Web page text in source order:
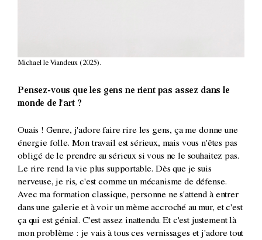
Michael le Viandeux (2025).
Pensez-vous que les gens ne rient pas assez dans le
monde de l'art ?
Ouais ! Genre, j'adore faire rire les gens, ça me donne une
énergie folle. Mon travail est sérieux, mais vous n'êtes pas
obligé de le prendre au sérieux si vous ne le souhaitez pas.
Le rire rend la vie plus supportable. Dès que je suis
nerveuse, je ris, c'est comme un mécanisme de défense.
Avec ma formation classique, personne ne s'attend à entrer
dans une galerie et à voir un mème accroché au mur, et c'est
ça qui est génial. C'est assez inattendu. Et c'est justement là
mon problème : je vais à tous ces vernissages et j'adore tout